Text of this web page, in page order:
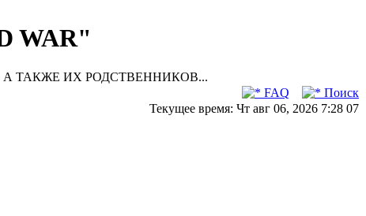
WAR"
ТАКЖЕ ИХ РОДСТВЕННИКОВ...
FAQ
Поиск
Текущее время: Чт авг 06, 2026 7:28 07